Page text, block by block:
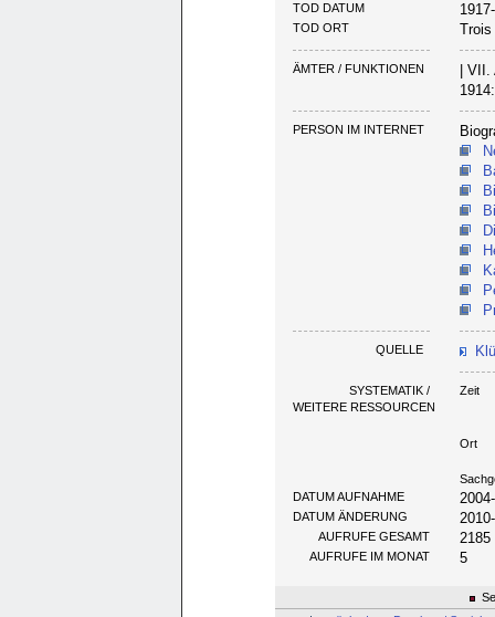
TOD DATUM
TOD ORT Trois
ÄMTER / FUNKTIONEN
|
PERSON IM INTERNET
QUELLE
SYSTEMATIK /
WEITERE RESSOURCEN
Zeit
Ort
DATUM AUFNAHME
DATUM ÄNDERUNG
AUFRUFE GESAMT 2185
AUFRUFE IM MONAT 5